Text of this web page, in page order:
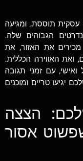
עסקית תוססת, ומגיעה
הגבוהים שלה.
מכירים את האזור, את
ואת האווירה הכללית.
עם זמני תגובה
יגיעו טריים ומוכנים
הצצה
אסור